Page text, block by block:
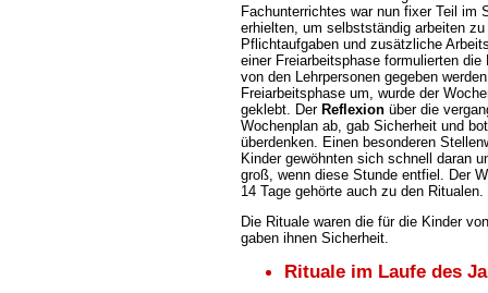
Fachunterrichtes war nun fixer Teil im
erhielten, um selbstständig arbeiten
Pflichtaufgaben und zusätzliche
einer Freiarbeitsphase formulierten
von den Lehrpersonen gegeben
Freiarbeitsphase um, wurde der
geklebt. Der Reflexion über die
Wochenplan ab, gab Sicherheit und
überdenken. Einen besonderen
Kinder gewöhnten sich schnell daran
groß, wenn diese Stunde entfiel. Der
14 Tage gehörte auch zu den
Die Rituale waren die für die Kinder
gaben ihnen Sicherheit.
Rituale im Laufe des